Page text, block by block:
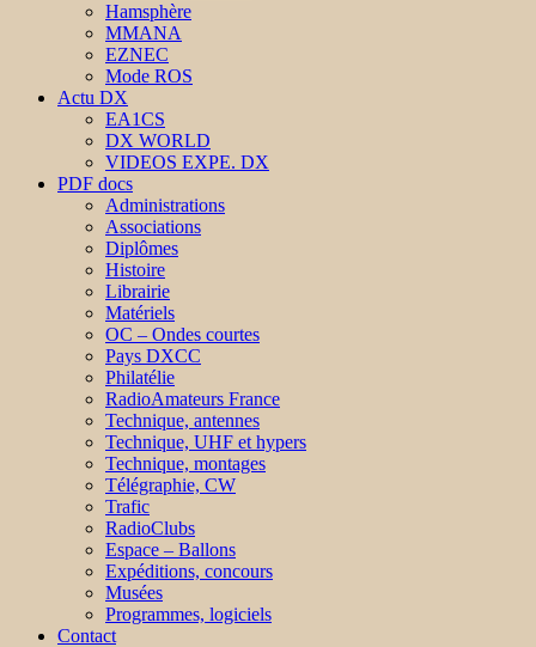
Hamsphère
MMANA
EZNEC
Mode ROS
Actu DX
EA1CS
DX WORLD
VIDEOS EXPE. DX
PDF docs
Administrations
Associations
Diplômes
Histoire
Librairie
Matériels
OC – Ondes courtes
Pays DXCC
Philatélie
RadioAmateurs France
Technique, antennes
Technique, UHF et hypers
Technique, montages
Télégraphie, CW
Trafic
RadioClubs
Espace – Ballons
Expéditions, concours
Musées
Programmes, logiciels
Contact